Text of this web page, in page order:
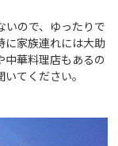
いので、ゆったりで
に家族連れには大助
中華料理店もあるの
てください。